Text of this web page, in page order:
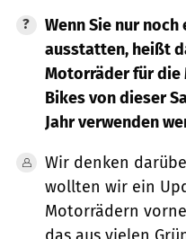
Wenn Sie nur noch
ausstatten, heißt
Motorräder für die
Bikes von dieser
Jahr verwenden
Wir denken
wollten wir ein
Motorrädern
das aus vielen